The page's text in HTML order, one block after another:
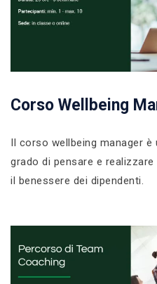
Corso Wellbeing
Il corso wellbeing manager
grado di pensare e
il benessere dei dipendenti.